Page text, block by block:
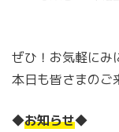
ぜひ！お気軽にみ
本日も皆さまのご
◆お知らせ◆